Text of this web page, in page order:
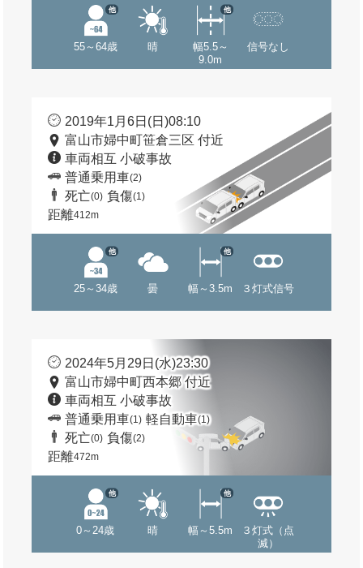
55～64歳
他
晴
幅5.5～
9.0m
他
信号なし
2019年1月6日(日)08:10
富山市婦中町笹倉三区 付近
車両相互 小破事故
普通乗用車(2)
死亡(0) 負傷(1)
距離412m
25～34歳
他
曇 幅～3.5m
他
３灯式信号
2024年5月29日(水)23:30
富山市婦中町西本郷 付近
車両相互 小破事故
普通乗用車(1) 軽自動車(1)
死亡(0) 負傷(2)
距離472m
0～24歳
他
晴 幅～5.5m
他
３灯式（点
滅）